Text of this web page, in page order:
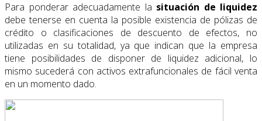
Para ponderar adecuadamente la situación de liquidez
debe tenerse en cuenta la posible existencia de pólizas de
crédito o clasificaciones de descuento de efectos, no
utilizadas en su totalidad, ya que indican que la empresa
tiene posibilidades de disponer de liquidez adicional, lo
mismo sucederá con activos extrafuncionales de fácil venta
en un momento dado.